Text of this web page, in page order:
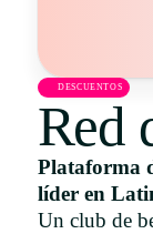
Español
English
DESCUENTOS
Red
Plataforma
líder en
Un club de